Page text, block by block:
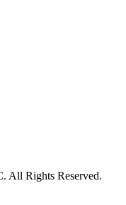
All Rights Reserved.